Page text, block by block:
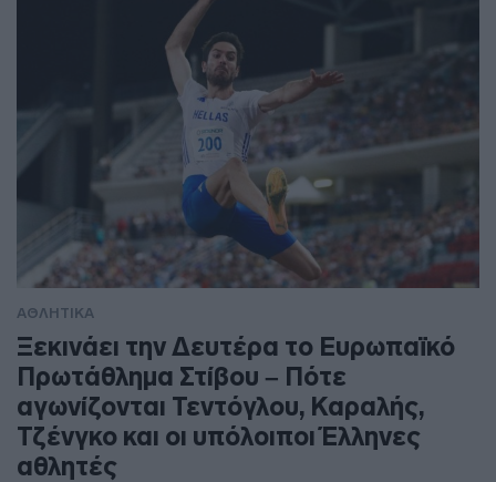
ΑΘΛΗΤΙΚΑ
Ξεκινάει την Δευτέρα το Ευρωπαϊκό
Πρωτάθλημα Στίβου – Πότε
αγωνίζονται Τεντόγλου, Καραλής,
Τζένγκο και οι υπόλοιποι Έλληνες
αθλητές